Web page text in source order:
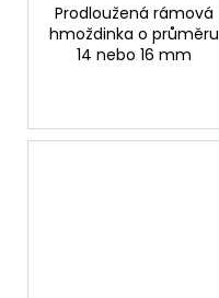
Prodloužená rámová
hmoždinka o průměru
14 nebo 16 mm